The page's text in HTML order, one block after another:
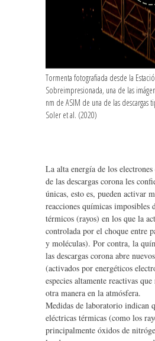
Tormenta fotografiada desde la
Sobreimpresionada, una de las
nm de ASIM de una de las descargas
Soler et al. (2020)
La alta energía de los
de las descargas corona les
únicas, esto es, pueden activar
reacciones químicas imposibles
térmicos (rayos) en los que la
controlada por el choque entre
y moléculas). Por contra, la
las descargas corona abre
(activados por energéticos
especies altamente reactivas
otra manera en la atmósfera.
Medidas de laboratorio indican
eléctricas térmicas (como los
principalmente óxidos de